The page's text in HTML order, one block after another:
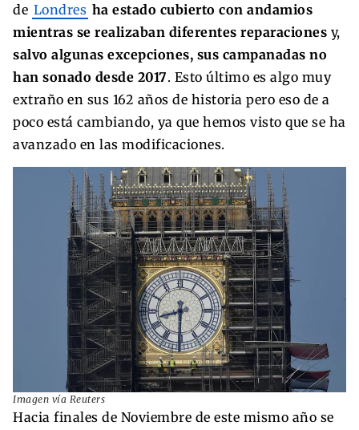
de Londres ha estado cubierto con andamios
mientras se realizaban diferentes reparaciones y,
salvo algunas excepciones, sus campanadas no
han sonado desde 2017. Esto último es algo muy
extraño en sus 162 años de historia pero eso de a
poco está cambiando, ya que hemos visto que se ha
avanzado en las modificaciones.
Imagen vía Reuters
Hacia finales de Noviembre de este mismo año se